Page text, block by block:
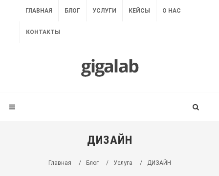
ГЛАВНАЯ БЛОГ УСЛУГИ КЕЙСЫ О НАС
КОНТАКТЫ
ДИЗАЙН
Главная / Блог / Услуга / ДИЗАЙН